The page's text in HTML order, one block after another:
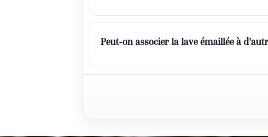
Peut-on associer la lave émaillée à